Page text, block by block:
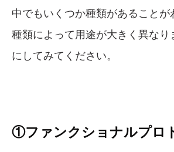
中でもいくつか種類があることが
種類によって用途が大きく異なり
にしてみてください。
①ファンクショナルプロ